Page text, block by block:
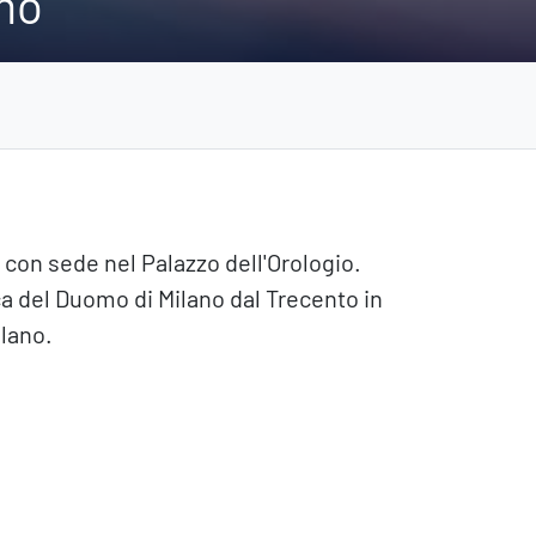
sede nel Palazzo dell'Orologio.
Duomo di Milano dal Trecento in